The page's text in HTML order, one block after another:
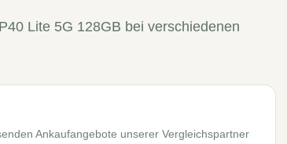
Lite 5G 128GB bei verschiedenen
Ankaufangebote unserer Vergleichspartner